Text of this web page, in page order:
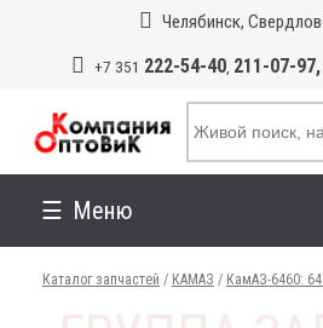
Челябинск,
+7 351 222-54-40, 211-07-
Меню
Каталог запчастей / КАМАЗ / КамАЗ-6460: